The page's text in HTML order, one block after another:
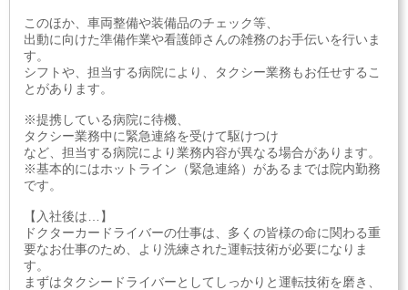
このほか、車両整備や装備品のチェック等、
出動に向けた準備作業や看護師さんの雑務のお手伝いを行いま
す。
シフトや、担当する病院により、タクシー業務もお任せするこ
とがあります。
※提携している病院に待機、
タクシー業務中に緊急連絡を受けて駆けつけ
など、担当する病院により業務内容が異なる場合があります。
※基本的にはホットライン（緊急連絡）があるまでは院内勤務
です。
【入社後は…】
ドクターカードライバーの仕事は、多くの皆様の命に関わる重
要なお仕事のため、より洗練された運転技術が必要になりま
す。
まずはタクシードライバーとしてしっかりと運転技術を磨き、